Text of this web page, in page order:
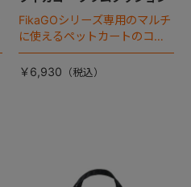
FikaGOシリーズ専用のマルチ
に使えるペットカートのコー
ナークッション登場。
￥6,930